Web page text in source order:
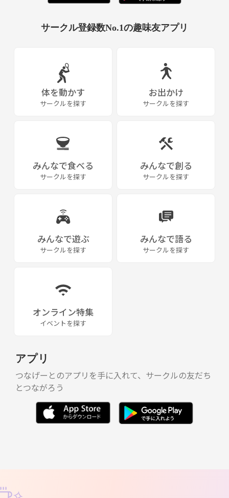
生音なので、アコースティックな感じにはなりますが、イメージはこん
バイオリンやカホンなどもつきます。
この時に見たく、ゆる～く、自由に、エンジョイで、趣味で楽しめたら
なお、公園での演奏は、止めらるリスクを考慮して、すべて生音でやり
りできればと思います！
曲は、各々やりたいやつをドンドンやっていけたらと思います!
知らない曲でもこういう曲あるんだ!、っていう発見も個人的には楽し
めたらと思います。
事もあると思うので募集してみました!
完成度よりもまずは楽しくやる、って感じでやりたいです。
ちなみに、、、私自身は例えばこんな曲とかやります。
・猫/DISH//
*路上だと、goosehouse みたいな感じだと気持ちよさそう。
現在、性別年齢問わず複数名の方から問合せあり、始めたばかりで、方
向性なども今後メンバー間で話し合いながら決めていこうかと思ってい
今私は、アコギギター弾き語りと、ピアノ弾き語り(練習中)をやってま
学生時代に、路上とバンドをやってました!
ジャンルは、特に決めてないので、やりたいやつをドンドンやっちゃい
楽器弾けない、歌うだけでも、問題なく、楽器演奏歴や演奏する楽器
途中参加、途中抜けもOKです。
サークル登録数No.1の趣味友アプリ
体を動かす
サークルを探す
お出かけ
サークルを探す
みんなで食べる
サークルを探す
みんなで創る
サークルを探す
みんなで遊ぶ
サークルを探す
みんなで語る
サークルを探す
オンライン特集
イベントを探す
アプリ
つなげーとのアプリを手に入れて、サークルの友だち
とつながろう